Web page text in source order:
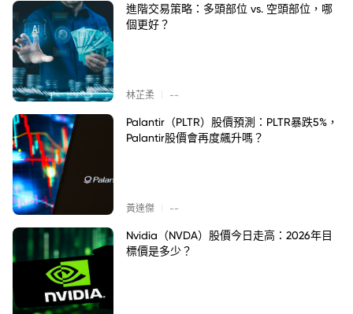
進階交易策略：多頭部位 vs. 空頭部位，哪
個更好？
林芷柔 --
Palantir（PLTR）股價預測：PLTR暴跌5%，
Palantir股價會再度飆升嗎？
黃達傑 --
Nvidia（NVDA）股價今日走高：2026年目
標價是多少？